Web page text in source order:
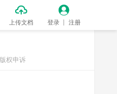

上传文档

登录 注册
版权申诉